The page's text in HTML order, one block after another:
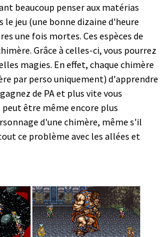
beaucoup penser aux matérias
jeu (une bonne dizaine d'heure
une fois mortes. Ces espèces de
Grâce à celles-ci, vous pourrez
magies. En effet, chaque chimère
par perso uniquement) d'apprendre
de PA et plus vite vous
être même encore plus
d'une chimère, même s'il
ce problème avec les allées et